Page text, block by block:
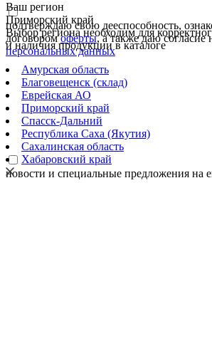
подтверждаю свою дееспособность,
договоромоферты, а также даю согласие
персональных данных
новости и специальные предложения на
Ваш регион
Приморский край
Выбор региона необходим для
и наличия продукции в каталоге
Амурская область
Благовещенск (склад)
Еврейская АО
Приморский край
Спасск-Дальний
Республика Саха (Якутия)
Сахалинская область
Хабаровский край